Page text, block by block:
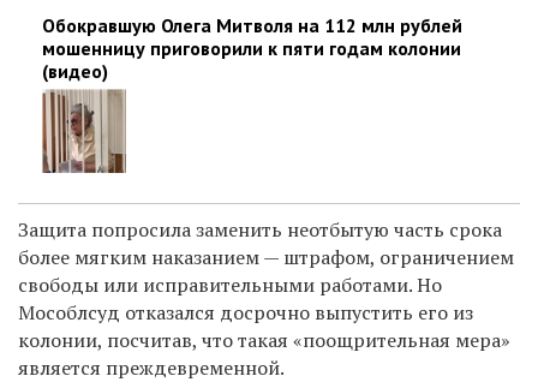
Обокравшую Олега Митволя на 112 млн рублей
мошенницу приговорили к пяти годам колонии
(видео)
Защита попросила заменить неотбытую часть срока
более мягким наказанием — штрафом, ограничением
свободы или исправительными работами. Но
Мособлсуд отказался досрочно выпустить его из
колонии, посчитав, что такая «поощрительная мера»
является преждевременной.